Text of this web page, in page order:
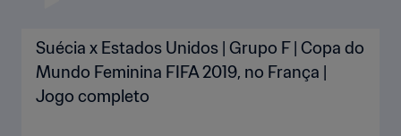
Suécia x Estados Unidos | Grupo F | Copa do
Mundo Feminina FIFA 2019, no França |
Jogo completo